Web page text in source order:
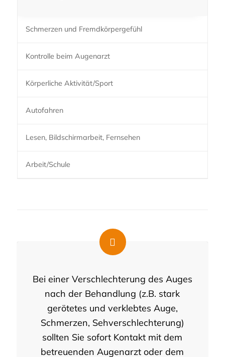
Schmerzen und Fremdkörpergefühl
Kontrolle beim Augenarzt
Körperliche Aktivität/Sport
Autofahren
Lesen, Bildschirmarbeit, Fernsehen
Arbeit/Schule
Bei einer Verschlechterung des Auges
nach der Behandlung (z.B. stark
gerötetes und verklebtes Auge,
Schmerzen, Sehverschlechterung)
sollten Sie sofort Kontakt mit dem
betreuenden Augenarzt oder dem